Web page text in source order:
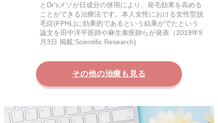
とDr'sメソが日成分の併用により、発毛効果を高める
ことができる治療法です。本人女性における女性型脱
毛症(FPHL)に効果的であるという結果がでたという
論文を田中洋平医師や麻生泰医師らが発表（2019年9
月3日 掲載:Scientific Research)
その他の治療も見る